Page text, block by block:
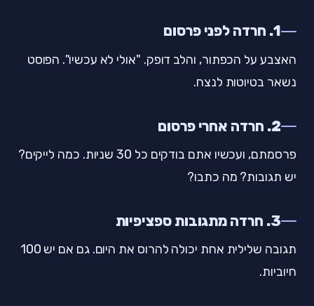
1. חרדה לפני פרסום
האצבע על הכפתור, והלב דופק. "אולי לא עכשיו". הפוסט
נשאר בטיוטות לנצח.
2. חרדה אחרי פרסום
פרסמתם, ועכשיו אתם בודקים כל 30 שניות. כמה לייקים?
יש תגובות? מה כתבו?
3. חרדה מתגובות ספציפיות
תגובה שלילית אחת יכולה להרוס את היום. גם אם יש 100
חיוביות.